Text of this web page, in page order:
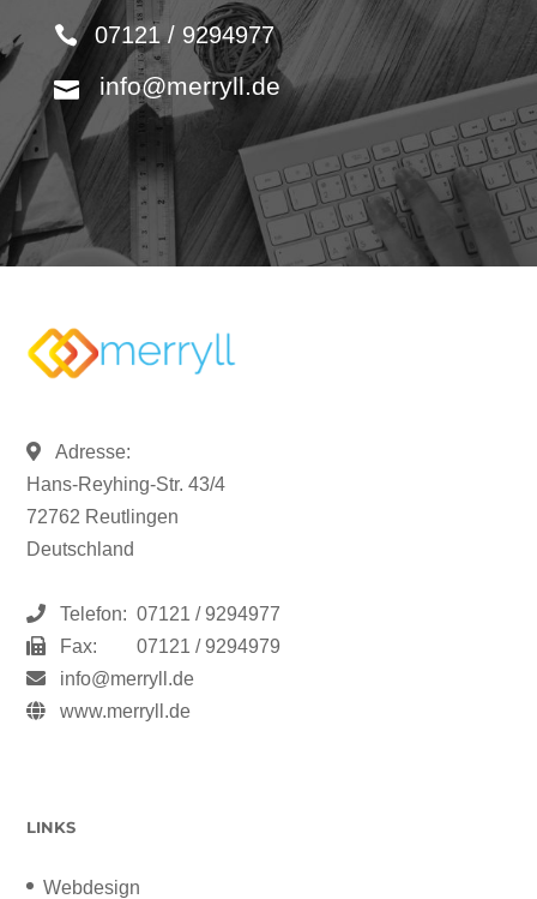
07121 / 9294977
info@merryll.de
Adresse:
Hans-Reyhing-Str. 43/4
72762 Reutlingen
Deutschland
Telefon: 07121 / 9294977
Fax:
07121 / 9294979
info@merryll.de
www.merryll.de
LINKS
Webdesign